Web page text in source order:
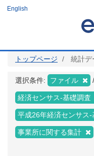
ツ
English
トップページ 統計デ
選択条件: ファイル
経済センサス‐基礎調査
平成26年経済センサス‐
事業所に関する集計